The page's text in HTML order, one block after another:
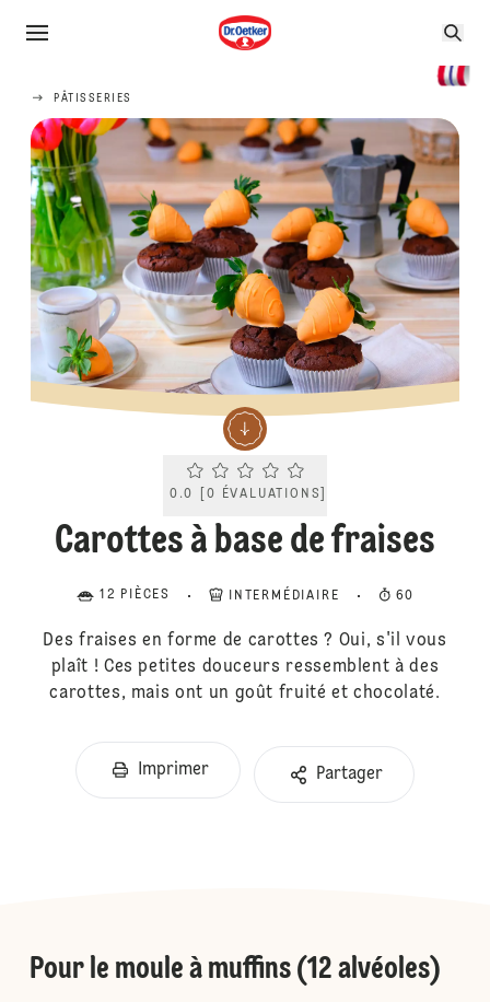
PÂTISSERIES
Current rating 0.0. Click to rate.
0.0 0 ÉVALUATIONS
Carottes à base de fraises
12 PIÈCES INTERMÉDIAIRE 60
Des fraises en forme de carottes ? Oui, s'il vous
plaît ! Ces petites douceurs ressemblent à des
carottes, mais ont un goût fruité et chocolaté.
Imprimer Partager
Pour le moule à muffins (12 alvéoles)